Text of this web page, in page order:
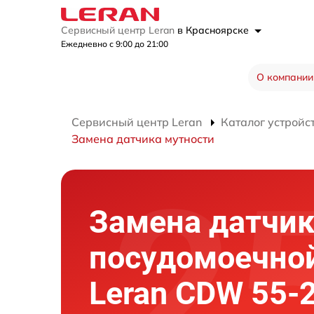
Сервисный центр Leran в Красноярске
Ежедневно с 9:00 до 21:00
О компании
Сервисный центр Leran
Каталог
Замена датчика мутности
Замена
Leran CDW 55-